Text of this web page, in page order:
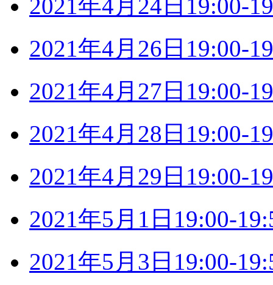
2021年4月24日19:00-
2021年4月26日19:00-
2021年4月27日19:00-
2021年4月28日19:00-
2021年4月29日19:00-
2021年5月1日19:00-
2021年5月3日19:00-